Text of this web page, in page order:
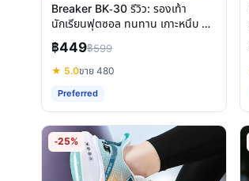
Breaker BK-30 รีวิว: รองเท้า
นักเรียนฟุตซอล ทนทาน เกาะหนึบ คุ้ม
ค่า
฿449฿599
★ 5.0ขาย 480
Preferred
-25%